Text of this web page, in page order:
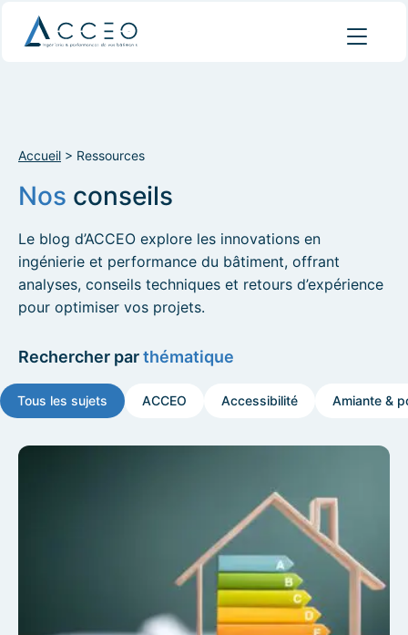
Accueil > Ressources
Nos conseils
Le blog d’ACCEO explore les innovations en
ingénierie et performance du bâtiment, offrant
analyses, conseils techniques et retours d’expérience
pour optimiser vos projets.
Rechercher parthématique
Tous les sujets ACCEO Accessibilité Amiante &